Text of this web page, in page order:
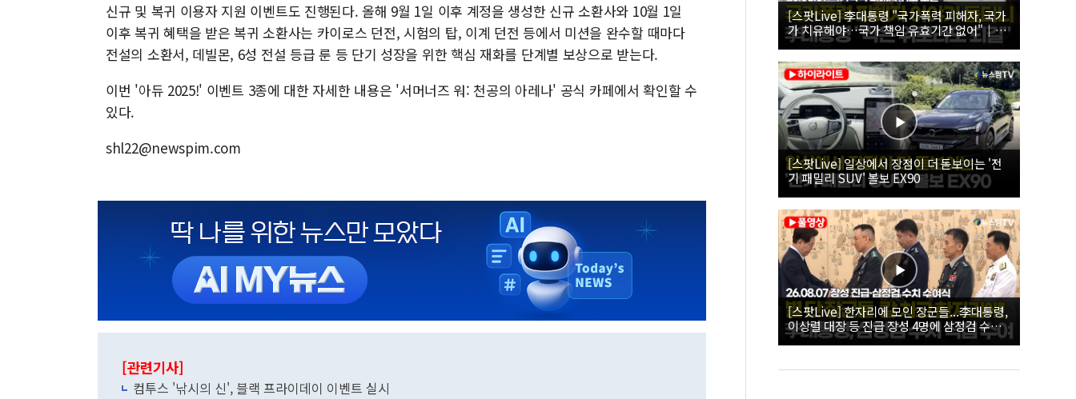
신규 및 복귀 이용자 지원 이벤트도 진행된다. 올해 9월 1일 이후 계정을 생성한 신규 소환사와 10월 1일
이후 복귀 혜택을 받은 복귀 소환사는 카이로스 던전, 시험의 탑, 이계 던전 등에서 미션을 완수할 때마다
전설의 소환서, 데빌몬, 6성 전설 등급 룬 등 단기 성장을 위한 핵심 재화를 단계별 보상으로 받는다.
이번 '아듀 2025!' 이벤트 3종에 대한 자세한 내용은 '서머너즈 워: 천공의 아레나' 공식 카페에서 확인할 수
있다.
shl22@newspim.com
[관련기사]
컴투스 '낚시의 신', 블랙 프라이데이 이벤트 실시
[스팟Live] 李대통령 "국가폭력 피해자, 국가
가 치유해야…국가 책임 유효기간 없어"｜
26.08.07 국가폭력 피해자 위로 오찬
[스팟Live] 일상에서 장점이 더 돋보이는 '전
기 패밀리 SUV' 볼보 EX90
[스팟Live] 한자리에 모인 장군들...李대통령,
이상렬 대장 등 진급 장성 4명에 삼정검 수치
직접 수여｜26.08.07 장성 진급·삼정검 수치